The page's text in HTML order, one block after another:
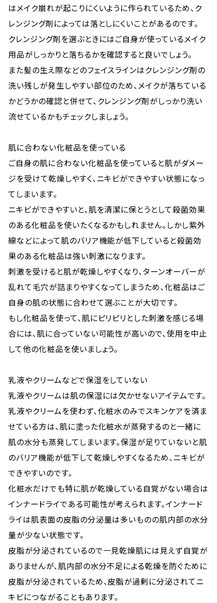
はメイク崩れが起こりにくいように作られているため、ク
レンジング剤によっては落としにくいことがあるのです。
クレンジング剤を選ぶときにはご自身が使っているメイク
用品がしっかりと落ちるかを確認すると良いでしょう。
また髪の生え際などのフェイスラインはクレンジング剤の
洗い残しが発生しやすい部位のため、メイクが落ちている
かどうかの確認と併せて、クレンジング剤がしっかり洗い
流せているかもチェックしましょう。
肌に合わない化粧品を使っている
ご自身の肌に合わない化粧品を使っていると肌がダメー
ジを受けて乾燥しやすく、ニキビができやすい状態になっ
てしまいます。
ニキビができやすいと、肌を清潔に保とうとして殺菌効果
のある化粧品を使いたくなるかもしれません。しかし紫外
線などによって肌のバリア機能が低下していると殺菌効
果のある化粧品は強い刺激になります。
刺激を受けると肌が乾燥しやすくなり、ターンオーバーが
乱れて毛穴が詰まりやすくなってしまうため、化粧品はご
自身の肌の状態に合わせて選ぶことが大切です。
もし化粧品を使って、肌にピリピリとした刺激を感じる場
合には、肌に合っていない可能性が高いので、使用を中止
して他の化粧品を使いましょう。
乳液やクリームなどで保湿をしていない
乳液やクリームは肌の保湿には欠かせないアイテムです。
乳液やクリームを使わず、化粧水のみでスキンケアを済ま
せている方は、肌に塗った化粧水が蒸発するのと一緒に
肌の水分も蒸発してしまいます。保湿が足りていないと肌
のバリア機能が低下して乾燥しやすくなるため、ニキビが
できやすいのです。
化粧水だけでも特に肌が乾燥している自覚がない場合は
インナードライである可能性が考えられます。インナード
ライは肌表面の皮脂の分泌量は多いものの肌内部の水分
量が少ない状態です。
皮脂が分泌されているので一見乾燥肌には見えず自覚が
ありませんが、肌内部の水分不足による乾燥を防ぐために
皮脂が分泌されているため、皮脂が過剰に分泌されてニ
キビにつながることもあります。